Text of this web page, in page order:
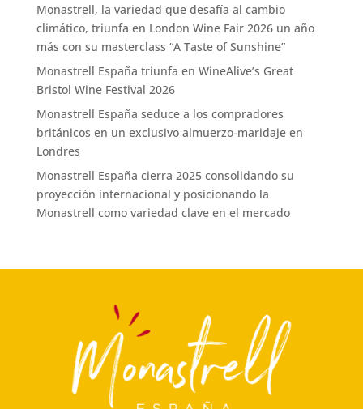
Monastrell, la variedad que desafía al cambio
climático, triunfa en London Wine Fair 2026 un año
más con su masterclass “A Taste of Sunshine”
Monastrell España triunfa en WineAlive’s Great
Bristol Wine Festival 2026
Monastrell España seduce a los compradores
británicos en un exclusivo almuerzo-maridaje en
Londres
Monastrell España cierra 2025 consolidando su
proyección internacional y posicionando la
Monastrell como variedad clave en el mercado